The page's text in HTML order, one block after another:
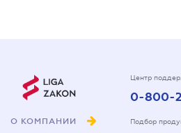
О КОМПАНИИ
Центр
0-800-
Подбор